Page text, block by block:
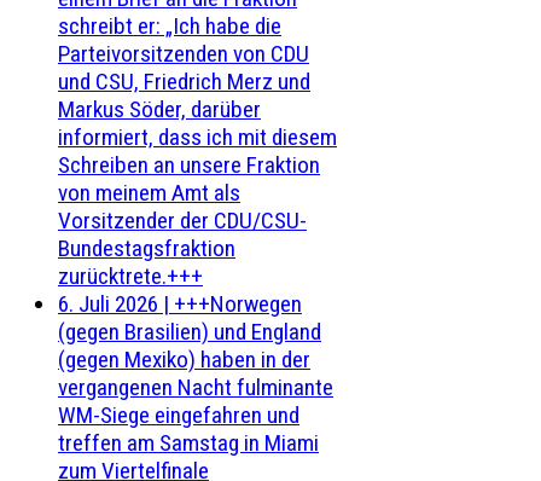
schreibt er: „Ich habe die
Parteivorsitzenden von CDU
und CSU, Friedrich Merz und
Markus Söder, darüber
informiert, dass ich mit diesem
Schreiben an unsere Fraktion
von meinem Amt als
Vorsitzender der CDU/CSU-
Bundestagsfraktion
zurücktrete.+++
6. Juli 2026 | +++Norwegen
(gegen Brasilien) und England
(gegen Mexiko) haben in der
vergangenen Nacht fulminante
WM-Siege eingefahren und
treffen am Samstag in Miami
zum Viertelfinale